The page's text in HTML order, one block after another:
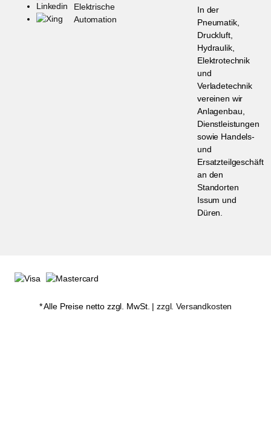
Elektrische
Automation
In der
Pneumatik,
Druckluft,
Hydraulik,
Elektrotechnik
und
Verladetechnik
vereinen wir
Anlagenbau,
Dienstleistungen
sowie Handels-
und
Ersatzteilgeschäft
an den
Standorten
Issum und
Düren.
* Alle Preise netto zzgl. MwSt. | zzgl. Versandkosten